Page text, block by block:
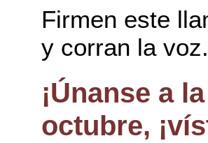
Firmen este
y corran la voz.
¡Únanse a
octubre,